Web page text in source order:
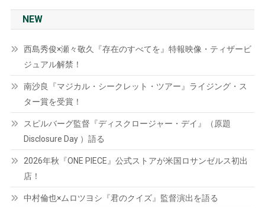
NEW
西島秀俊×瀬々敬久『存在のすべてを』特報映像・ティザービ
ジュアル解禁！
南沙良『マジカル・シークレット・ツアー』ライジング・ス
ター賞を受賞！
スピルバーグ監督『ディスクロージャー・デイ』（原題
Disclosure Day ）語る
2026年秋『ONE PIECE』公式ストアが米国ロサンゼルス初出
店！
中村倫也×ムロツヨシ『君のクイズ』監督演出を語る